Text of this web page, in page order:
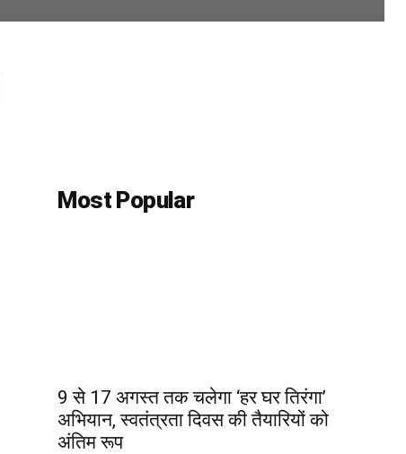
Most Popular
9 से 17 अगस्त तक चलेगा ‘हर घर तिरंगा’
अभियान, स्वतंत्रता दिवस की तैयारियों को
अंतिम रूप